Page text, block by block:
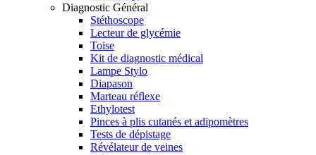
Diagnostic Général
Stéthoscope
Lecteur de glycémie
Toise
Kit de diagnostic médical
Lampe Stylo
Diapason
Marteau réflexe
Ethylotest
Pinces à plis cutanés et adipomètres
Tests de dépistage
Révélateur de veines